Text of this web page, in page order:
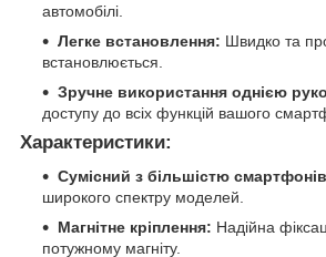
автомобілі.
Легке встановлення: Швидко та
встановлюється.
Зручне використання однією
доступу до всіх функцій вашого
Характеристики:
Сумісний з більшістю
широкого спектру моделей.
Магнітне кріплення: Надійна
потужному магніту.